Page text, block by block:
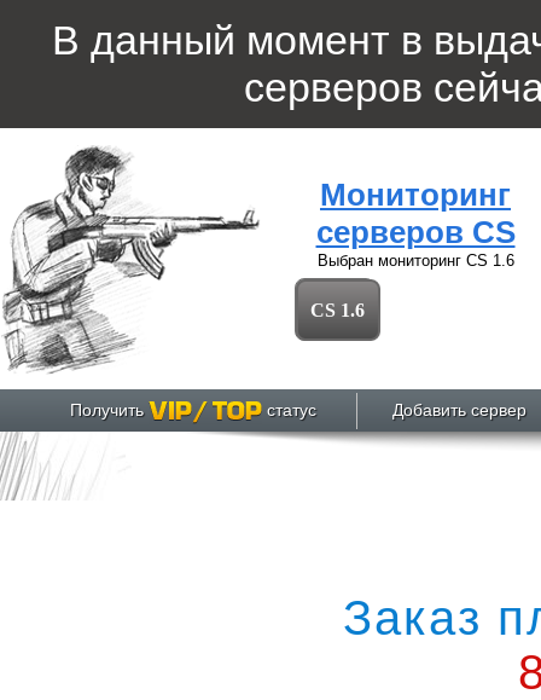
В данный момент в
серверов
Мониторинг
серверов CS
Выбран мониторинг CS 1.6
CS 1.6
Получить статус Добавить сервер
Заказ